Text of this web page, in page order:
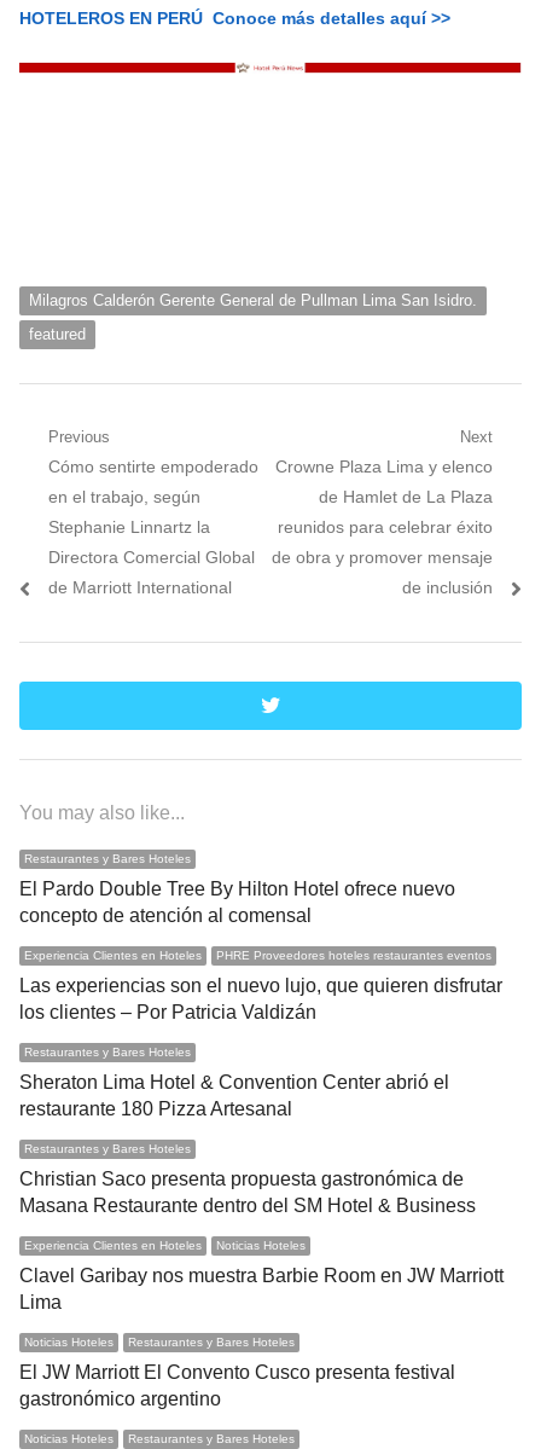
HOTELEROS EN PERÚ Conoce más detalles aquí >>
Milagros Calderón Gerente General de Pullman Lima San Isidro.
featured
Navegación
entradas
Previous
Previous
post:
Cómo sentirte empoderado
en el trabajo, según
Stephanie Linnartz la
Directora Comercial Global
de Marriott International
Next
Next
Crowne Plaza Lima y elenco
de Hamlet de La Plaza
reunidos para celebrar éxito
de obra y promover mensaje
de inclusión
twitter
You may also like...
Restaurantes y Bares Hoteles
El Pardo Double Tree By Hilton Hotel ofrece nuevo
concepto de atención al comensal
Experiencia Clientes en Hoteles PHRE Proveedores hoteles restaurantes eventos
Las experiencias son el nuevo lujo, que quieren disfrutar
los clientes – Por Patricia Valdizán
Restaurantes y Bares Hoteles
Sheraton Lima Hotel & Convention Center abrió el
restaurante 180 Pizza Artesanal
Restaurantes y Bares Hoteles
Christian Saco presenta propuesta gastronómica de
Masana Restaurante dentro del SM Hotel & Business
Experiencia Clientes en Hoteles Noticias Hoteles
Clavel Garibay nos muestra Barbie Room en JW Marriott
Lima
Noticias Hoteles Restaurantes y Bares Hoteles
El JW Marriott El Convento Cusco presenta festival
gastronómico argentino
Noticias Hoteles Restaurantes y Bares Hoteles